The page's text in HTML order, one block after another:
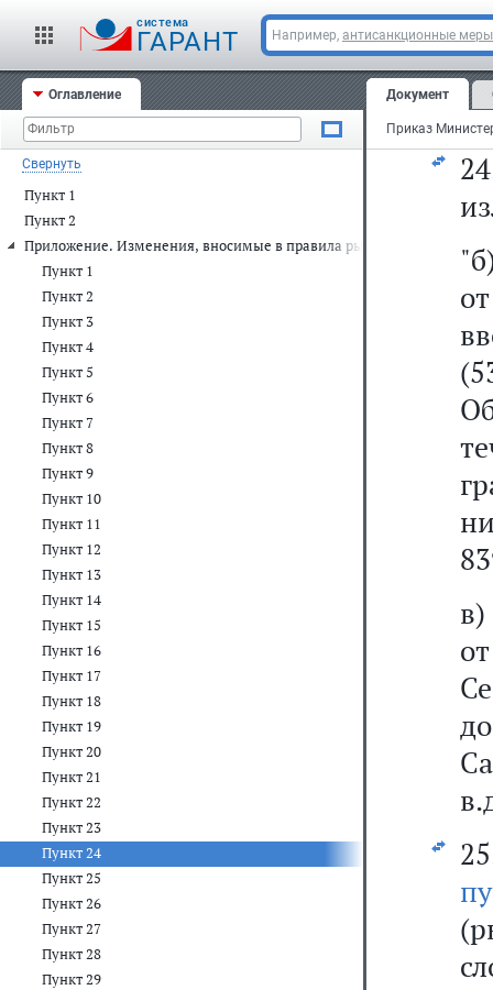
cистема
ГАРАНТ Например, антисанкционные меры
Оглавление
Свернуть
Пункт 1
Пункт 2
Приложение. Изменения, вносимые в правила рыболовства для
Пункт 1
Пункт 2
Пункт 3
Пункт 4
Пункт 5
Пункт 6
Пункт 7
Пункт 8
Пункт 9
Пункт 10
Пункт 11
Пункт 12
Пункт 13
Пункт 14
Пункт 15
Пункт 16
Пункт 17
Пункт 18
Пункт 19
Пункт 20
Пункт 21
Пункт 22
Пункт 23
Пункт 24
Пункт 25
Пункт 26
Пункт 27
Пункт 28
Пункт 29
Документ